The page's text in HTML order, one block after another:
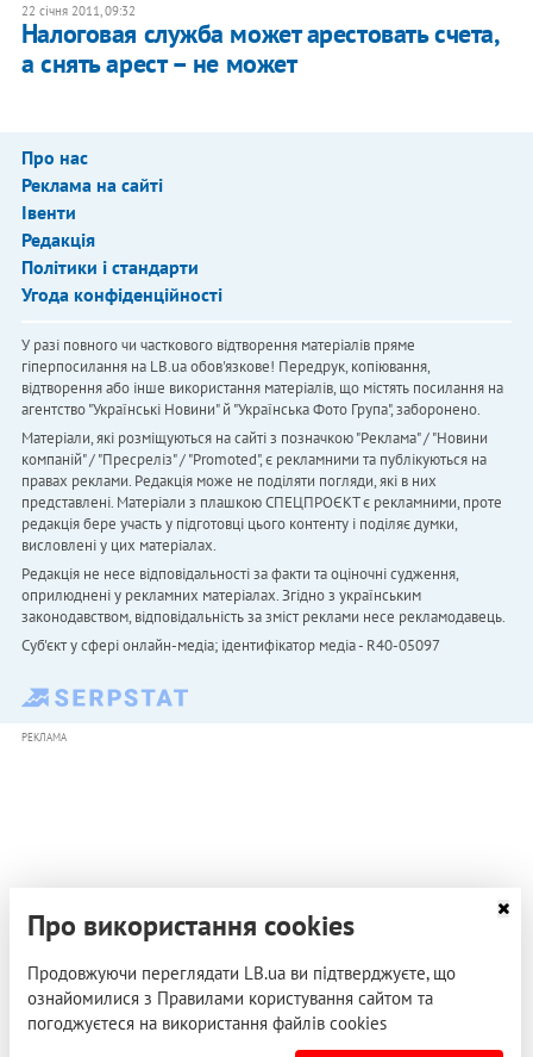
22 січня 2011, 09:32
Налоговая служба может арестовать счета,
а снять арест – не может
Про нас
Реклама на сайті
Івенти
Редакція
Політики і стандарти
Угода конфіденційності
У разі повного чи часткового відтворення матеріалів пряме
гіперпосилання на LB.ua обов'язкове! Передрук, копіювання,
відтворення або інше використання матеріалів, що містять посилання на
агентство "Українськi Новини" й "Українська Фото Група", заборонено.
Матеріали, які розміщуються на сайті з позначкою "Реклама" / "Новини
компаній" / "Пресреліз" / "Promoted", є рекламними та публікуються на
правах реклами. Редакція може не поділяти погляди, які в них
представлені. Матеріали з плашкою СПЕЦПРОЄКТ є рекламними, проте
редакція бере участь у підготовці цього контенту і поділяє думки,
висловлені у цих матеріалах.
Редакція не несе відповідальності за факти та оціночні судження,
оприлюднені у рекламних матеріалах. Згідно з українським
законодавством, відповідальність за зміст реклами несе рекламодавець.
Cуб'єкт у сфері онлайн-медіа; ідентифікатор медіа - R40-05097
РЕКЛАМА
Про використання cookies
Продовжуючи переглядати LB.ua ви підтверджуєте, що
ознайомилися з Правилами користування сайтом та
погоджуєтеся на використання файлів cookies